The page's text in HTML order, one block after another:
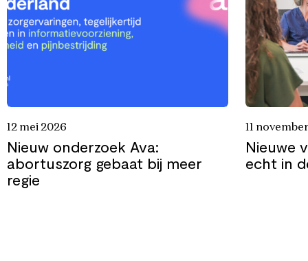
12 mei 2026
Nieuw onderzoek Ava:
abortuszorg gebaat bij meer
regie
11
Nieuwe
echt in